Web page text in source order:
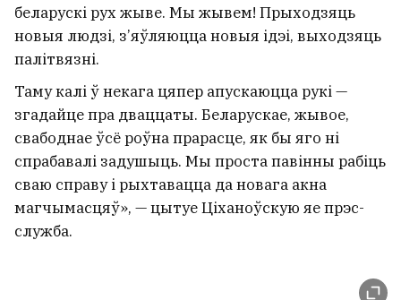
беларускі рух жыве. Мы жывем! Прыходзяць
новыя людзі, з’яўляюцца новыя ідэі, выходзяць
палітвязні.
Таму калі ў некага цяпер апускаюцца рукі —
згадайце пра дваццаты. Беларускае, жывое,
свабоднае ўсё роўна прарасце, як бы яго ні
спрабавалі задушыць. Мы проста павінны рабіць
сваю справу і рыхтавацца да новага акна
магчымасцяў», — цытуе Ціханоўскую яе прэс-
служба.